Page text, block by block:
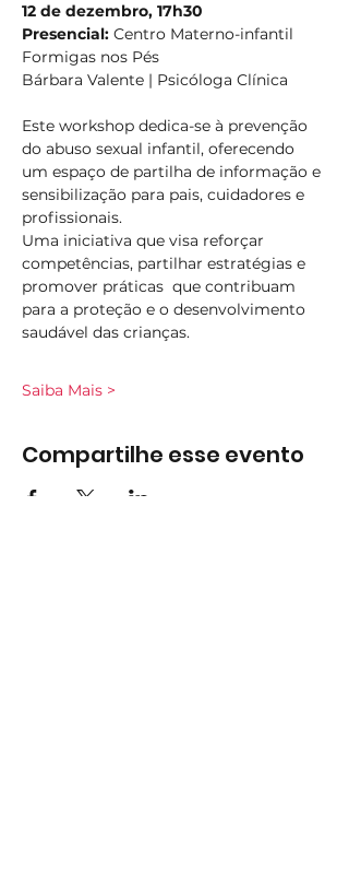
12 de dezembro, 17h30
Presencial: Centro Materno-infantil
Formigas nos Pés
Bárbara Valente | Psicóloga Clínica
Este workshop dedica-se à prevenção
do abuso sexual infantil, oferecendo
um espaço de partilha de informação e
sensibilização para pais, cuidadores e
profissionais.
Uma iniciativa que visa reforçar
competências, partilhar estratégias e
promover práticas  que contribuam
para a proteção e o desenvolvimento
saudável das crianças.
Saiba Mais >
Compartilhe esse evento